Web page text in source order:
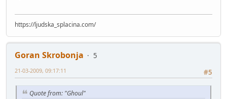
https://ljudska_splacina.com/
Goran Skrobonja
5
#5
21-03-2009, 09:17:11
Quote from: "Ghoul"